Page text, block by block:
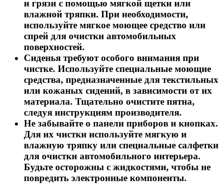
и грязи с помощью мягкой щетки или
влажной тряпки. При необходимости,
используйте мягкое моющее средство или
спрей для очистки автомобильных
поверхностей.
Сиденья требуют особого внимания при
чистке. Используйте специальные моющие
средства, предназначенные для текстильных
или кожаных сидений, в зависимости от их
материала. Тщательно очистите пятна,
следуя инструкциям производителя.
Не забывайте о панели приборов и кнопках.
Для их чистки используйте мягкую и
влажную тряпку или специальные салфетки
для очистки автомобильного интерьера.
Будьте осторожны с жидкостями, чтобы не
повредить электронные компоненты.